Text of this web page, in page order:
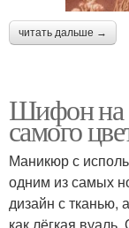
читать дальше →
Шифон на
самого
Маникюр с
одним из самых
дизайн с тканью,
как лёгкая